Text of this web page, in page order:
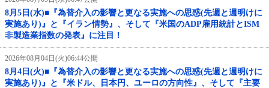
8月5日(水)■『為替介入の影響と更なる実施への思惑(先週と週明けに
実施あり)』と『イラン情勢』、そして『米国のADP雇用統計とISM
非製造業指数の発表』に注目！
2026年08月04日(火)06:44公開
8月4日(火)■『為替介入の影響と更なる実施への思惑(先週と週明けに
実施あり)』と『米ドル、日本円、ユーロの方向性』、そして『主要